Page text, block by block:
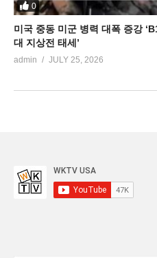
0
미국 중동 미군 병력 대폭 증강
대 지상전 태세’
admin JULY 25, 2026